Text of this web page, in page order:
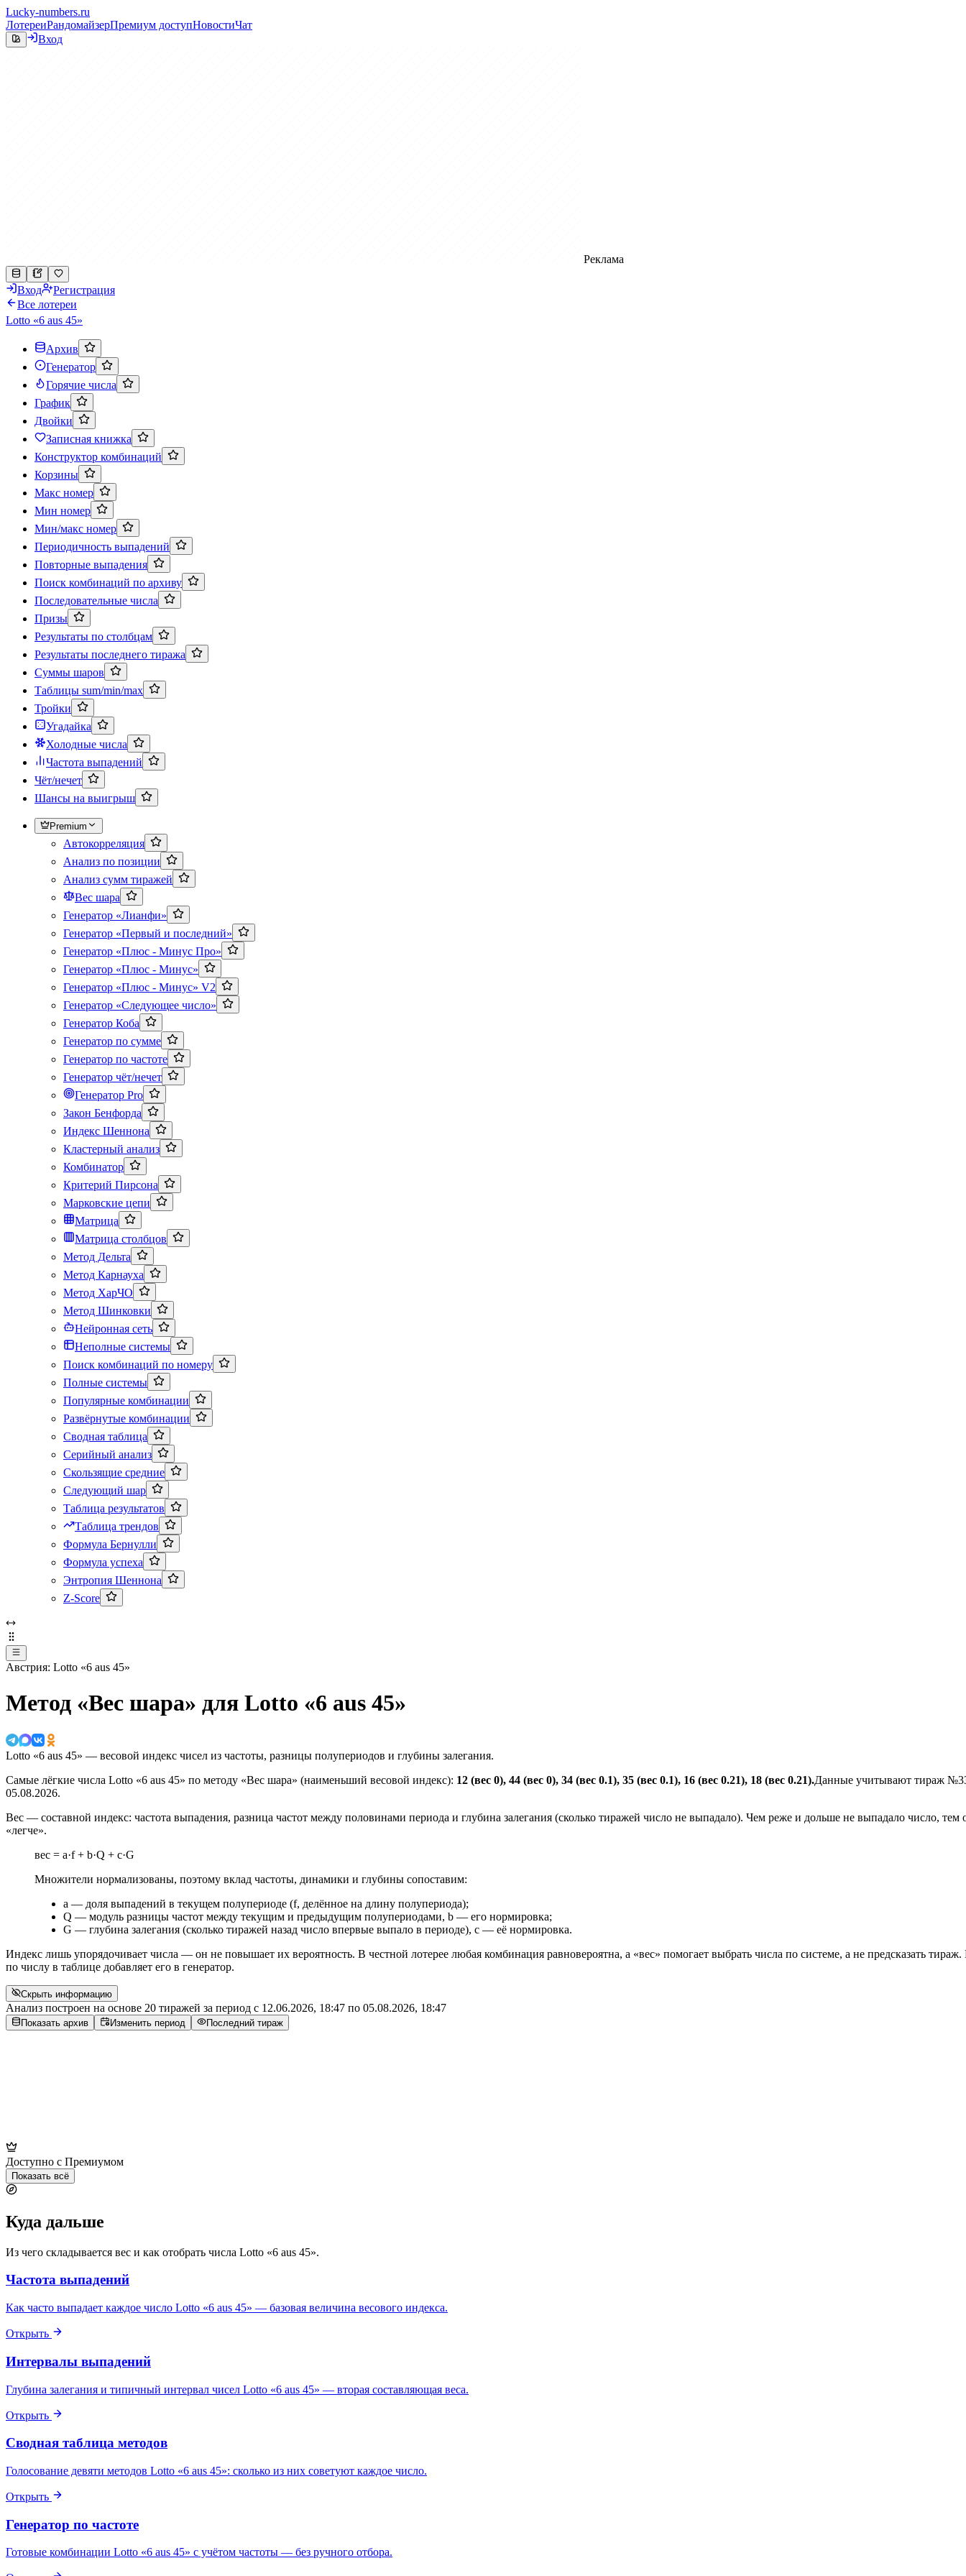
Lucky-numbers.ru
ЛотереиРандомайзерПремиум доступНовостиЧат
Вход
Реклама
Вход
Регистрация
Все лотереи
Lotto «6 aus 45»
Архив
Генератор
Горячие числа
График
Двойки
Записная книжка
Конструктор комбинаций
Корзины
Макс номер
Мин номер
Мин/макс номер
Периодичность выпадений
Повторные выпадения
Поиск комбинаций по архиву
Последовательные числа
Призы
Результаты по столбцам
Результаты последнего тиража
Суммы шаров
Таблицы sum/min/max
Тройки
Угадайка
Холодные числа
Частота выпадений
Чёт/нечет
Шансы на выигрыш
Premium
Автокорреляция
Анализ по позиции
Анализ сумм тиражей
Вес шара
Генератор «Лианфи»
Генератор «Первый и последний»
Генератор «Плюс - Минус Про»
Генератор «Плюс - Минус»
Генератор «Плюс - Минус» V2
Генератор «Следующее число»
Генератор Коба
Генератор по сумме
Генератор по частоте
Генератор чёт/нечет
Генератор Pro
Закон Бенфорда
Индекс Шеннона
Кластерный анализ
Комбинатор
Критерий Пирсона
Марковские цепи
Матрица
Матрица столбцов
Метод Дельта
Метод Карнауха
Метод ХарЧО
Метод Шинковки
Нейронная сеть
Неполные системы
Поиск комбинаций по номеру
Полные системы
Популярные комбинации
Развёрнутые комбинации
Сводная таблица
Серийный анализ
Скользящие средние
Следующий шар
Таблица результатов
Таблица трендов
Формула Бернулли
Формула успеха
Энтропия Шеннона
Z-Score
Австрия: Lotto «6 aus 45»
Метод «Вес шара» для Lotto «6 aus 45»
Lotto «6 aus 45» — весовой индекс чисел из частоты, разницы полупериодов и глубины залегания.
Самые лёгкие числа Lotto «6 aus 45» по методу «Вес шара» (наименьший весовой индекс): 12 (вес 0), 44 (вес 0), 34 (вес 0.1), 35 (вес 0.1), 16 (вес 0.21), 18 (вес 0.21).Данные учитывают тираж
05.08.2026.
Вес — составной индекс: частота выпадения, разница частот между половинами периода и глубина залегания (сколько тиражей число не выпадало). Чем реже и дольше не выпадало число, тем
«легче».
вес = a·f + b·Q + c·G
Множители нормализованы, поэтому вклад частоты, динамики и глубины сопоставим:
a — доля выпадений в текущем полупериоде (f, делённое на длину полупериода);
Q — модуль разницы частот между текущим и предыдущим полупериодами, b — его нормировка;
G — глубина залегания (сколько тиражей назад число впервые выпало в периоде), c — её нормировка.
Индекс лишь упорядочивает числа — он не повышает их вероятность. В честной лотерее любая комбинация равновероятна, а «вес» помогает выбрать числа по системе, а не предсказать
по числу в таблице добавляет его в генератор.
Скрыть информацию
Анализ построен на основе 20 тиражей за период с 12.06.2026, 18:47 по 05.08.2026, 18:47
Показать архив Изменить период Последний тираж
Доступно с Премиумом
Показать всё
Куда дальше
Из чего складывается вес и как отобрать числа Lotto «6 aus 45».
Частота выпадений
Как часто выпадает каждое число Lotto «6 aus 45» — базовая величина весового индекса.
Открыть
Интервалы выпадений
Глубина залегания и типичный интервал чисел Lotto «6 aus 45» — вторая составляющая веса.
Открыть
Сводная таблица методов
Голосование девяти методов Lotto «6 aus 45»: сколько из них советуют каждое число.
Открыть
Генератор по частоте
Готовые комбинации Lotto «6 aus 45» с учётом частоты — без ручного отбора.